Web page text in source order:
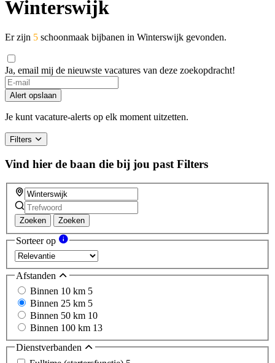
Winterswijk
Er zijn 5 schoonmaak bijbanen in Winterswijk gevonden.
Ja, email mij de nieuwste vacatures van deze zoekopdracht!
Alert opslaan
Je kunt vacature-alerts op elk moment uitzetten.
Filters
Vind hier de baan die bij jou past Filters
Zoeken Zoeken
Sorteer op
Afstanden
Binnen 10 km 5
Binnen 25 km 5
Binnen 50 km 10
Binnen 100 km 13
Dienstverbanden